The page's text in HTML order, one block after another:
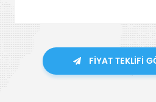
FIYAT TEKLIFI